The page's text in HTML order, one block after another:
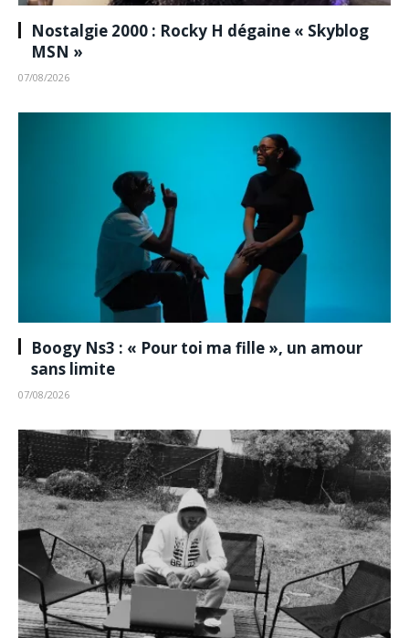
Nostalgie 2000 : Rocky H dégaine « Skyblog
MSN »
07/08/2026
Boogy Ns3 : « Pour toi ma fille », un amour
sans limite
07/08/2026